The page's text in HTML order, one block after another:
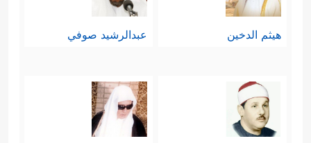
هيثم الدخين عبدالرشيد صوفي